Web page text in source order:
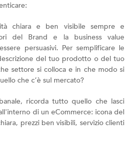
chiara e ben visibile sempre e
del Brand e la business value
persuasivi. Per semplificare le
del tuo prodotto o del tuo
settore si colloca e in che modo si
che c’è sul mercato?
ricorda tutto quello che lasci
di un eCommerce: icona del
prezzi ben visibili, servizio clienti